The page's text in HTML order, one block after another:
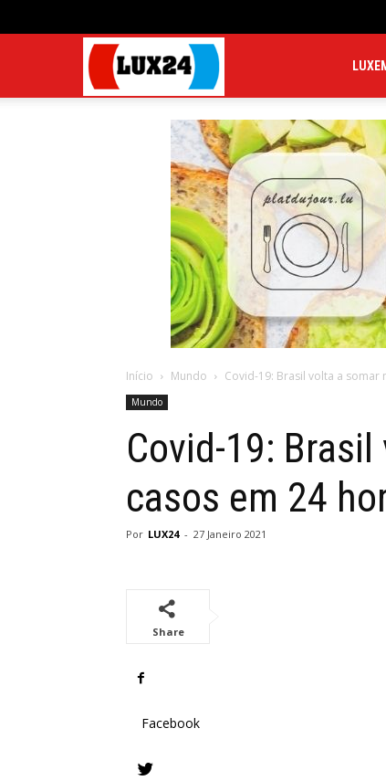
Início Mundo Covid-19: Brasil volta a somar
Mundo
Covid-19:
casos em 24
Por LUX24 - 27 Janeiro 2021
Share
Facebook